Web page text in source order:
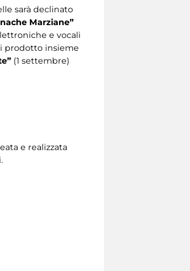
sarà declinato
Marziane”
e vocali
prodotto insieme
(1 settembre)
e realizzata